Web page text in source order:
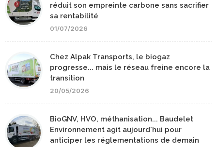
réduit son empreinte carbone sans sacrifier
sa rentabilité
01/07/2026
Chez Alpak Transports, le biogaz
progresse... mais le réseau freine encore la
transition
20/05/2026
BioGNV, HVO, méthanisation... Baudelet
Environnement agit aujourd'hui pour
anticiper les réglementations de demain